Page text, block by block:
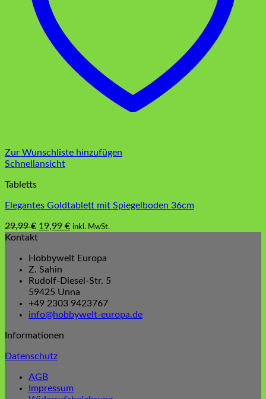
Zur Wunschliste hinzufügen
Schnellansicht
Tabletts
Elegantes Goldtablett mit Spiegelboden 36cm
29,99€ Ursprünglicher
29,99 €
19,99 €Aktueller
19,99 €.
inkl. MwSt.
Kontakt
Hobbywelt Europa
Z. Sahin
Rudolf-Diesel-Str. 5
59425 Unna
+49 2303 9423767
info@hobbywelt-europa.de
Informationen
Datenschutz
AGB
Impressum